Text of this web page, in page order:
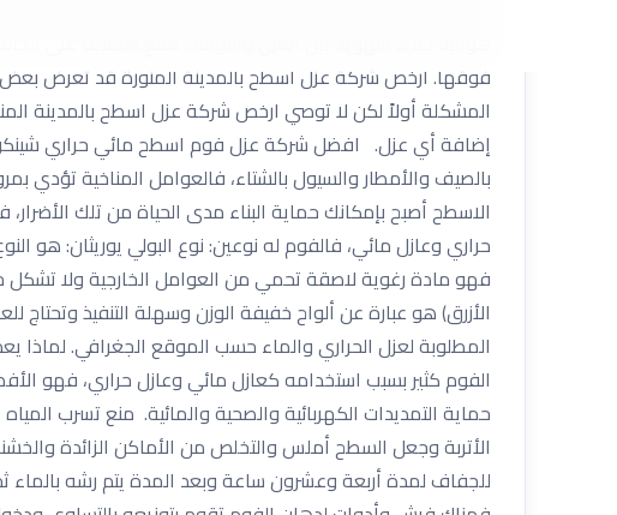
فوقها. ارخص شركة عزل اسطح بالمدينة المنورة قد تعرض
المشكلة أولاً لكن لا توصي ارخص شركة عزل اسطح بالمدينة
إضافة أي عزل. افضل شركة عزل فوم اسطح مائي حراري شينكو
بالصيف والأمطار والسيول بالشتاء، فالعوامل المناخية
الاسطح أصبح بإمكانك حماية البناء مدى الحياة من تلك
حراري وعازل مائي، فالفوم له نوعين: نوع البولي يوريثان: هو
فهو مادة رغوية لاصقة تحمي من العوامل الخارجية ولا تشكل
الأزرق) هو عبارة عن ألواح خفيفة الوزن وسهلة التنفيذ وتحتاج
المطلوبة لعزل الحراري والماء حسب الموقع الجغرافي. لماذا
الفوم كثير بسبب استخدامه كعازل مائي وعازل حراري، فهو
حماية التمديدات الكهربائية والصحية والمائية. منع تسرب
للجفاف لمدة أربعة وعشرون ساعة وبعد المدة يتم رشه بالماء